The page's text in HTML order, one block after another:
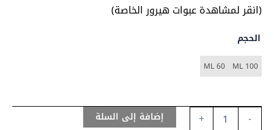
(انقر لمشاهدة عبوات هيرور الخاصة)
الحجم
100 ML
60 ML
-
+
إضافة إلى السلة